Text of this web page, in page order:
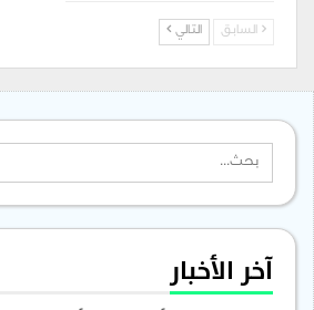
السابق التالي
آخر الأخبار